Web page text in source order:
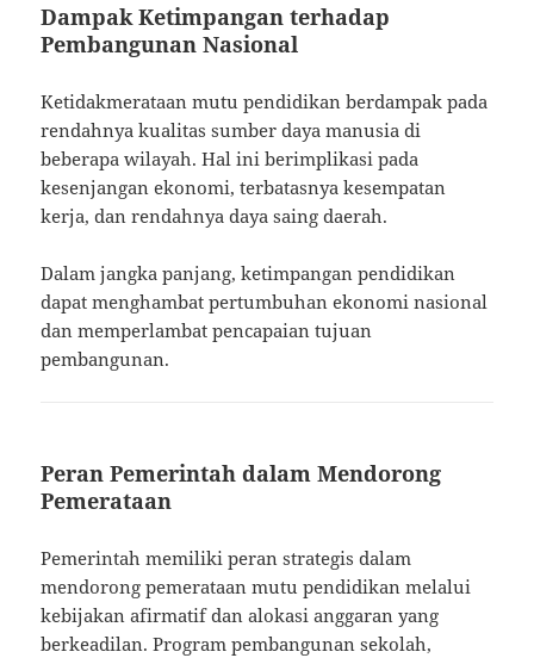
Dampak Ketimpangan terhadap
Pembangunan Nasional
Ketidakmerataan mutu pendidikan berdampak pada
rendahnya kualitas sumber daya manusia di
beberapa wilayah. Hal ini berimplikasi pada
kesenjangan ekonomi, terbatasnya kesempatan
kerja, dan rendahnya daya saing daerah.
Dalam jangka panjang, ketimpangan pendidikan
dapat menghambat pertumbuhan ekonomi nasional
dan memperlambat pencapaian tujuan
pembangunan.
Peran Pemerintah dalam Mendorong
Pemerataan
Pemerintah memiliki peran strategis dalam
mendorong pemerataan mutu pendidikan melalui
kebijakan afirmatif dan alokasi anggaran yang
berkeadilan. Program pembangunan sekolah,